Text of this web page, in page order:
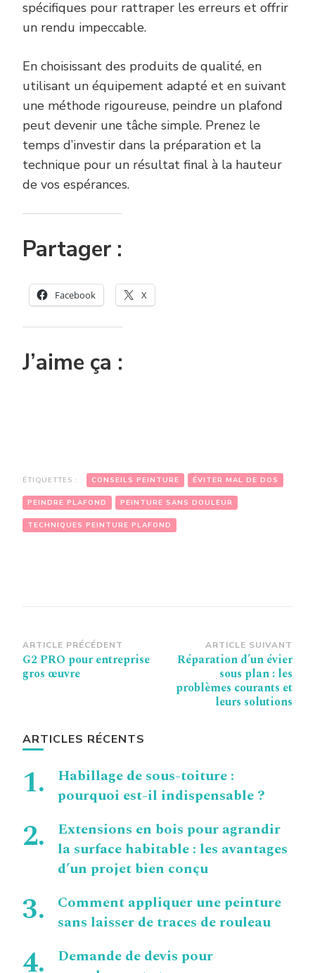
spécifiques pour rattraper les erreurs et offrir
un rendu impeccable.
En choisissant des produits de qualité, en
utilisant un équipement adapté et en suivant
une méthode rigoureuse, peindre un plafond
peut devenir une tâche simple. Prenez le
temps d’investir dans la préparation et la
technique pour un résultat final à la hauteur
de vos espérances.
Partager :
Facebook X
J’aime ça :
ÉTIQUETTES : CONSEILS PEINTURE ÉVITER MAL DE DOS
PEINDRE PLAFOND PEINTURE SANS DOULEUR
TECHNIQUES PEINTURE PLAFOND
Navigation
d’article
ARTICLE PRÉCÉDENT
G2 PRO pour entreprise
gros œuvre
ARTICLE SUIVANT
Réparation d’un évier
sous plan : les
problèmes courants et
leurs solutions
ARTICLES RÉCENTS
Habillage de sous-toiture :
pourquoi est-il indispensable ?
Extensions en bois pour agrandir
la surface habitable : les avantages
d’un projet bien conçu
Comment appliquer une peinture
sans laisser de traces de rouleau
Demande de devis pour